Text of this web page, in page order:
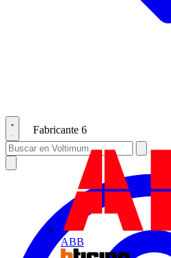
Fabricante 6
ABB